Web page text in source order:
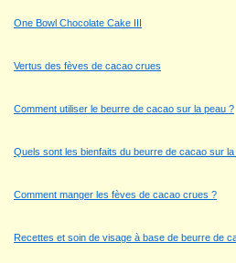
One Bowl Chocolate Cake III
Vertus des fèves de cacao crues
Comment utiliser le beurre de cacao sur la peau ?
Quels sont les bienfaits du beurre de cacao sur la
Comment manger les fèves de cacao crues ?
Recettes et soin de visage à base de beurre de